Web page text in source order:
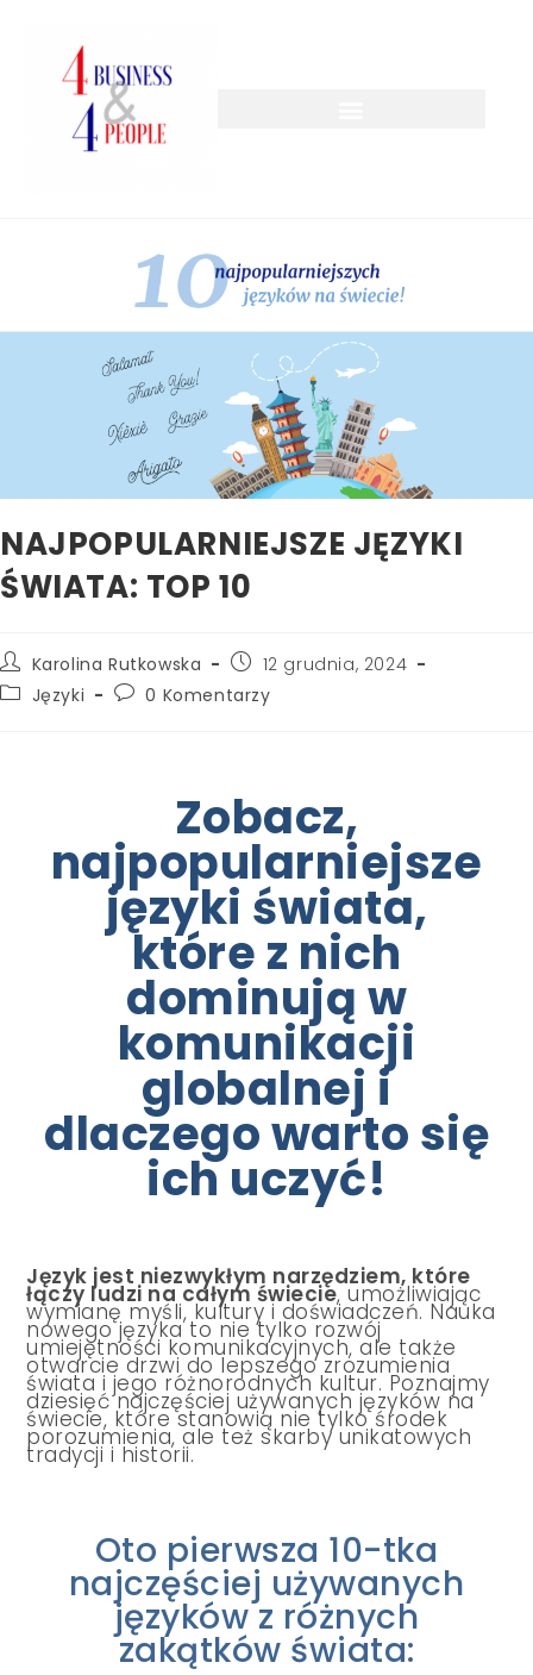
NAJPOPULARNIEJSZE JĘZYKI
ŚWIATA: TOP 10
Karolina Rutkowska
12 grudnia, 2024
Języki
0 Komentarzy
Zobacz,
najpopularniejsze
języki świata,
które z nich
dominują w
komunikacji
globalnej i
dlaczego warto się
ich uczyć!
Język jest niezwykłym narzędziem, które
łączy ludzi na całym świecie, umożliwiając
wymianę myśli, kultury i doświadczeń. Nauka
nowego języka to nie tylko rozwój
umiejętności komunikacyjnych, ale także
otwarcie drzwi do lepszego zrozumienia
świata i jego różnorodnych kultur. Poznajmy
dziesięć najczęściej używanych języków na
świecie, które stanowią nie tylko środek
porozumienia, ale też skarby unikatowych
tradycji i historii.
Oto pierwsza 10-tka
najczęściej używanych
języków z różnych
zakątków świata: